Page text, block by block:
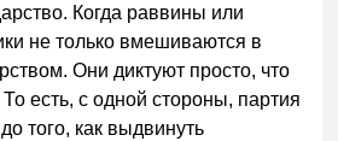
Когда раввины или
не только вмешиваются в
Они диктуют просто, что
есть, с одной стороны, партия
того, как выдвинуть